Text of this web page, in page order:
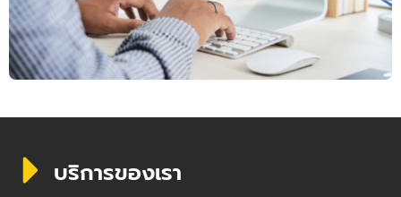
บริการของเรา